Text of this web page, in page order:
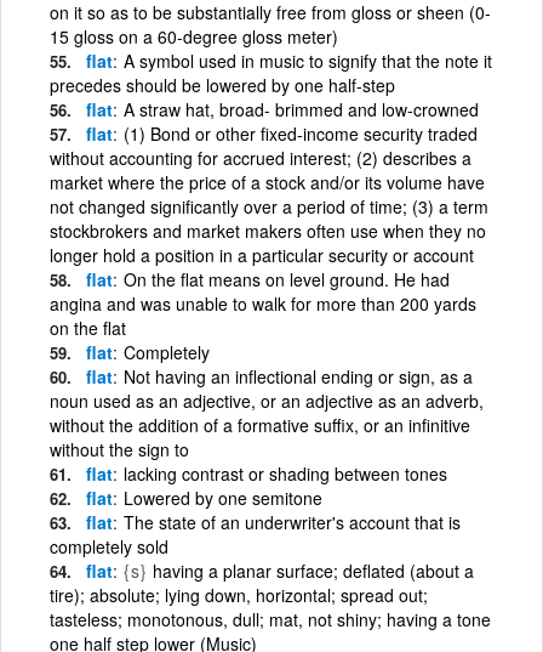
on it so as to be substantially free from gloss or sheen (0-
15 gloss on a 60-degree gloss meter)
flat A symbol used in music to signify that the note it
precedes should be lowered by one half-step
flat A straw hat, broad- brimmed and low-crowned
flat (1) Bond or other fixed-income security traded
without accounting for accrued interest; (2) describes a
market where the price of a stock and/or its volume have
not changed significantly over a period of time; (3) a term
stockbrokers and market makers often use when they no
longer hold a position in a particular security or account
flat On the flat means on level ground. He had
angina and was unable to walk for more than 200 yards
on the flat
flat Completely
flat Not having an inflectional ending or sign, as a
noun used as an adjective, or an adjective as an adverb,
without the addition of a formative suffix, or an infinitive
without the sign to
flat lacking contrast or shading between tones
flat Lowered by one semitone
flat The state of an underwriter's account that is
completely sold
flat {s} having a planar surface; deflated (about a
tire); absolute; lying down, horizontal; spread out;
tasteless; monotonous, dull; mat, not shiny; having a tone
one half step lower (Music)